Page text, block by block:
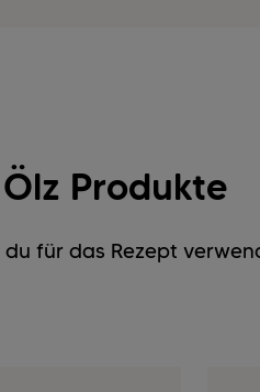
Produkte
für das Rezept